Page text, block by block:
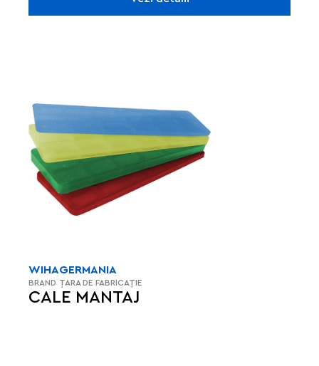
CALE MANTAJ
WIHA
BRAND
GERMANIA
ȚARA DE FABRICAȚIE